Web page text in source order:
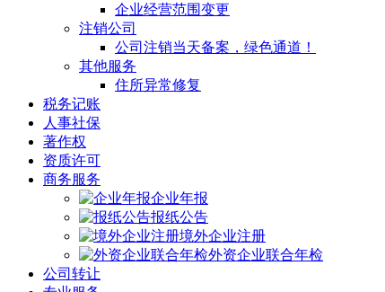
企业经营范围变更
注销公司
公司注销当天备案，绿色通道！
其他服务
住所异常修复
税务记账
人事社保
著作权
资质许可
商务服务
企业年报
报纸公告
境外企业注册
外资企业联合年检
公司转让